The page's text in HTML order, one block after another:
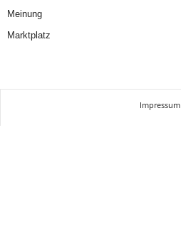
Meinung
Marktplatz
Impressum